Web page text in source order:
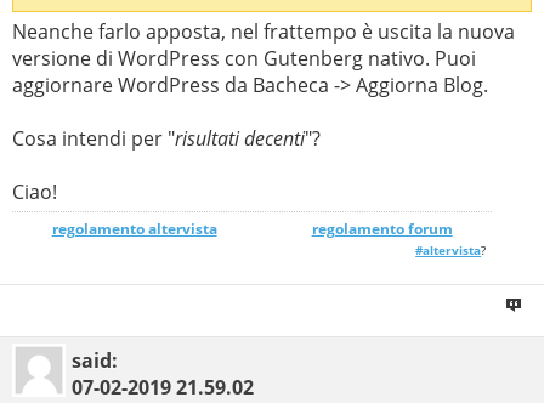
Neanche farlo apposta, nel frattempo è uscita la nuova
versione di WordPress con Gutenberg nativo. Puoi
aggiornare WordPress da Bacheca -> Aggiorna Blog.
Cosa intendi per "risultati decenti"?
Ciao!
regolamento altervista_______________ regolamento forum
#altervista?
said:
07-02-201921.59.02